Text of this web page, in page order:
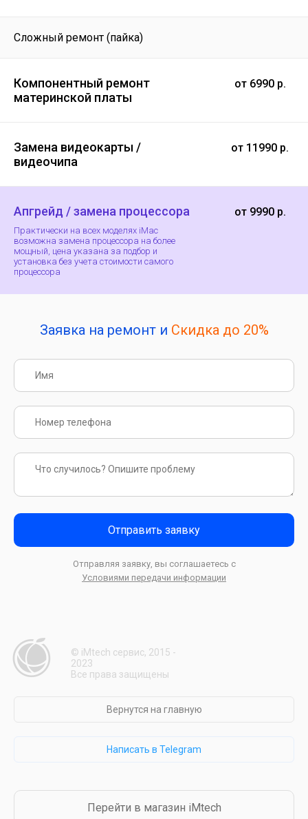
Сложный ремонт (пайка)
Компонентный ремонт
материнской платы
от 6990 р.
Замена видеокарты /
видеочипа
от 11990 р.
Апгрейд / замена процессора
Практически на всех моделях iMac
возможна замена процессора на более
мощный, цена указана за подбор и
установка без учета стоимости самого
процессора
от 9990 р.
Заявка на ремонт и Скидка до 20%
Отправить заявку
Отправляя заявку, вы соглашаетесь с
Условиями передачи информации
© iMtech сервис, 2015 -
2023
Все права защищены
Вернутся на главную
Написать в Telegram
Перейти в магазин iMtech